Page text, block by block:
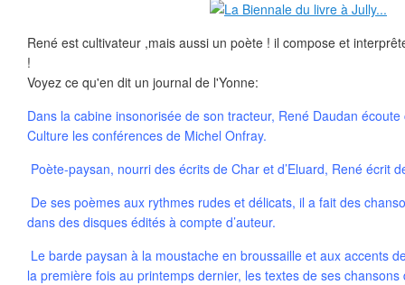
René est cultivateur ,mais aussi un poète ! il compose et
!
Voyez ce qu'en dit un journal de l'Yonne:
Dans la cabine insonorisée de son tracteur, René Daudan
Culture les conférences de Michel Onfray.
Poète-paysan, nourri des écrits de Char et d’Eluard, René écrit
De ses poèmes aux rythmes rudes et délicats, il a fait des
dans des disques édités à compte d’auteur.
Le barde paysan à la moustache en broussaille et aux accents
la première fois au printemps dernier, les textes de ses